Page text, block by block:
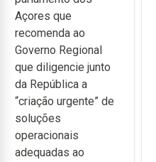
Açores que
recomenda ao
Governo Regional
que diligencie junto
da República a
“criação urgente” de
soluções
operacionais
adequadas ao